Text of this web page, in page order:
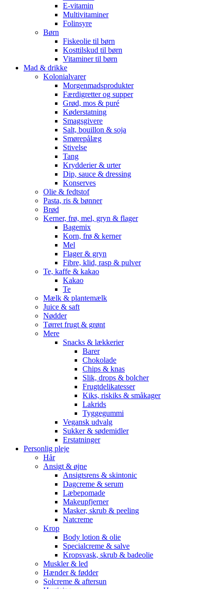
E-vitamin
Multivitaminer
Folinsyre
Børn
Fiskeolie til børn
Kosttilskud til børn
Vitaminer til børn
Mad & drikke
Kolonialvarer
Morgenmadsprodukter
Færdigretter og supper
Grød, mos & puré
Køderstatning
Smagsgivere
Salt, bouillon & soja
Smørepålæg
Stivelse
Tang
Krydderier & urter
Dip, sauce & dressing
Konserves
Olie & fedtstof
Pasta, ris & bønner
Brød
Kerner, frø, mel, gryn & flager
Bagemix
Korn, frø & kerner
Mel
Flager & gryn
Fibre, klid, rasp & pulver
Te, kaffe & kakao
Kakao
Te
Mælk & plantemælk
Juice & saft
Nødder
Tørret frugt & grønt
Mere
Snacks & lækkerier
Barer
Chokolade
Chips & knas
Slik, drops & bolcher
Frugtdelikatesser
Kiks, riskiks & småkager
Lakrids
Tyggegummi
Vegansk udvalg
Sukker & sødemidler
Erstatninger
Personlig pleje
Hår
Ansigt & øjne
Ansigtsrens & skintonic
Dagcreme & serum
Læbepomade
Makeupfjerner
Masker, skrub & peeling
Natcreme
Krop
Body lotion & olie
Specialcreme & salve
Kropsvask, skrub & badeolie
Muskler & led
Hænder & fødder
Solcreme & aftersun